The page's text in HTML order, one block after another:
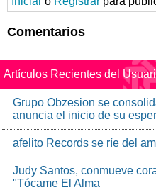
Comentarios
Artículos Recientes del
Grupo Obzesion se
anuncia el inicio de su
afelito Records se ríe del
Judy Santos, conmueve
"Tócame El Alma